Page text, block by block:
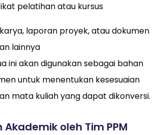
pelatihan atau kursus
laporan proyek, atau dokumen
lainnya
ini akan digunakan sebagai bahan
untuk menentukan kesesuaian
mata kuliah yang dapat dikonversi.
Akademik oleh Tim PPM